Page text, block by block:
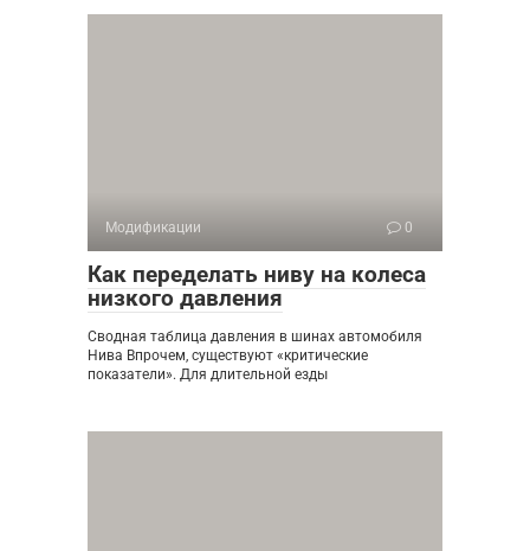
Модификации 0
Как переделать ниву на колеса
низкого давления
Сводная таблица давления в шинах автомобиля
Нива Впрочем, существуют «критические
показатели». Для длительной езды